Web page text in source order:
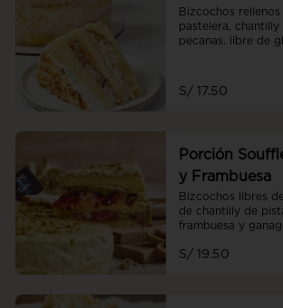
Bizcochos
pastelera,
pecanas. libre de
S/ 17.50
Porción
y Frambuesa
Bizcochos libres
de chantilly de
frambuesa y
S/ 19.50